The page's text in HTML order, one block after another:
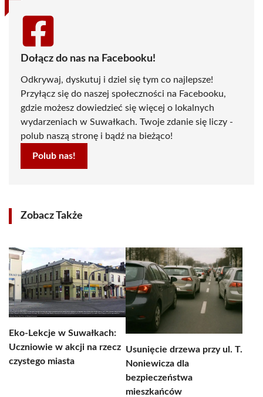
Dołącz do nas na Facebooku!
Odkrywaj, dyskutuj i dziel się tym co najlepsze!
Przyłącz się do naszej społeczności na Facebooku,
gdzie możesz dowiedzieć się więcej o lokalnych
wydarzeniach w Suwałkach. Twoje zdanie się liczy -
polub naszą stronę i bądź na bieżąco!
Polub nas!
Zobacz Także
Eko-Lekcje w Suwałkach:
Uczniowie w akcji na rzecz
czystego miasta
Usunięcie drzewa przy ul. T.
Noniewicza dla
bezpieczeństwa
mieszkańców